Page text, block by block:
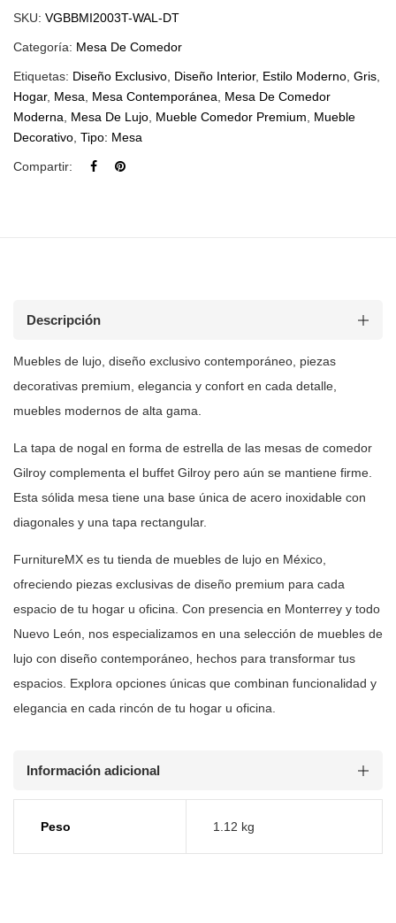
SKU: VGBBMI2003T-WAL-DT
Categoría: Mesa De Comedor
Etiquetas: Diseño Exclusivo Diseño Interior, Estilo Moderno Gris
Hogar, Mesa Mesa Contemporánea
Mesa De Comedor
Moderna
Mesa De Lujo Mueble Comedor Premium
Mueble
Decorativo Tipo: Mesa
Compartir:
Descripción
Muebles de lujo, diseño exclusivo contemporáneo, piezas
decorativas premium, elegancia y confort en cada detalle,
muebles modernos de alta gama.
La tapa de nogal en forma de estrella de las mesas de comedor
Gilroy complementa el buffet Gilroy pero aún se mantiene firme.
Esta sólida mesa tiene una base única de acero inoxidable con
diagonales y una tapa rectangular.
FurnitureMX es tu tienda de muebles de lujo en México,
ofreciendo piezas exclusivas de diseño premium para cada
espacio de tu hogar u oficina. Con presencia en Monterrey y todo
Nuevo León, nos especializamos en una selección de muebles de
lujo con diseño contemporáneo, hechos para transformar tus
espacios. Explora opciones únicas que combinan funcionalidad y
elegancia en cada rincón de tu hogar u oficina.
Información adicional
Peso 1.12 kg